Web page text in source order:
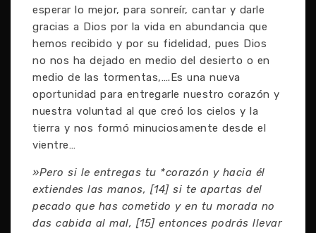
esperar lo mejor, para sonreír, cantar y darle
gracias a Dios por la vida en abundancia que
hemos recibido y por su fidelidad, pues Dios
no nos ha dejado en medio del desierto o en
medio de las tormentas,….Es una nueva
oportunidad para entregarle nuestro corazón y
nuestra voluntad al que creó los cielos y la
tierra y nos formó minuciosamente desde el
vientre…
»Pero si le entregas tu *corazón y hacia él
extiendes las manos, [14] si te apartas del
pecado que has cometido y en tu morada no
das cabida al mal, [15] entonces podrás llevar